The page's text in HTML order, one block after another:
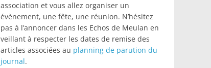
association et vous allez organiser un
évènement, une fête, une réunion. N’hésitez
pas à l’annoncer dans les Echos de Meulan en
veillant à respecter les dates de remise des
articles associées au planning de parution du
journal.